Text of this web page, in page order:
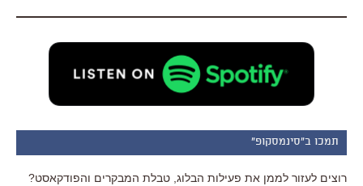
תמכו ב"סינמסקופ"
רוצים לעזור לממן את פעילות הבלוג, טבלת המבקרים והפודקאסט?